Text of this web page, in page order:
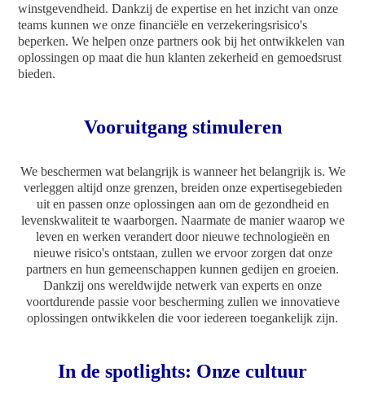
winstgevendheid. Dankzij de expertise en het inzicht van onze
teams kunnen we onze financiële en verzekeringsrisico's
beperken. We helpen onze partners ook bij het ontwikkelen van
oplossingen op maat die hun klanten zekerheid en gemoedsrust
bieden.
Vooruitgang stimuleren
We beschermen wat belangrijk is wanneer het belangrijk is. We
verleggen altijd onze grenzen, breiden onze expertisegebieden
uit en passen onze oplossingen aan om de gezondheid en
levenskwaliteit te waarborgen. Naarmate de manier waarop we
leven en werken verandert door nieuwe technologieën en
nieuwe risico's ontstaan, zullen we ervoor zorgen dat onze
partners en hun gemeenschappen kunnen gedijen en groeien.
Dankzij ons wereldwijde netwerk van experts en onze
voortdurende passie voor bescherming zullen we innovatieve
oplossingen ontwikkelen die voor iedereen toegankelijk zijn.
In de spotlights: Onze cultuur